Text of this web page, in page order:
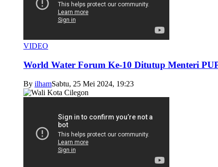
VIDEO
World Water Forum Ke-10 Ditutup Menteri
By ilhamSabtu, 25 Mei 2024, 19:23